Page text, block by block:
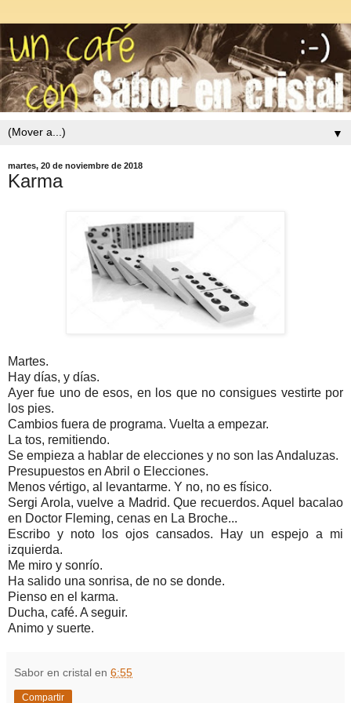
▼
martes, 20 de noviembre de 2018
Karma
Martes.
Hay días, y días.
Ayer fue uno de esos, en los que no consigues vestirte por
los pies.
Cambios fuera de programa. Vuelta a empezar.
La tos, remitiendo.
Se empieza a hablar de elecciones y no son las Andaluzas.
Presupuestos en Abril o Elecciones.
Menos vértigo, al levantarme. Y no, no es físico.
Sergi Arola, vuelve a Madrid. Que recuerdos. Aquel bacalao
en Doctor Fleming, cenas en La Broche...
Escribo y noto los ojos cansados. Hay un espejo a mi
izquierda.
Me miro y sonrío.
Ha salido una sonrisa, de no se donde.
Pienso en el karma.
Ducha, café. A seguir.
Animo y suerte.
Sabor en cristal en 6:55
Compartir